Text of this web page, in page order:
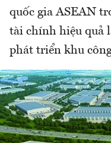
quốc gia ASEAN
tài chính hiệu quả
phát triển khu